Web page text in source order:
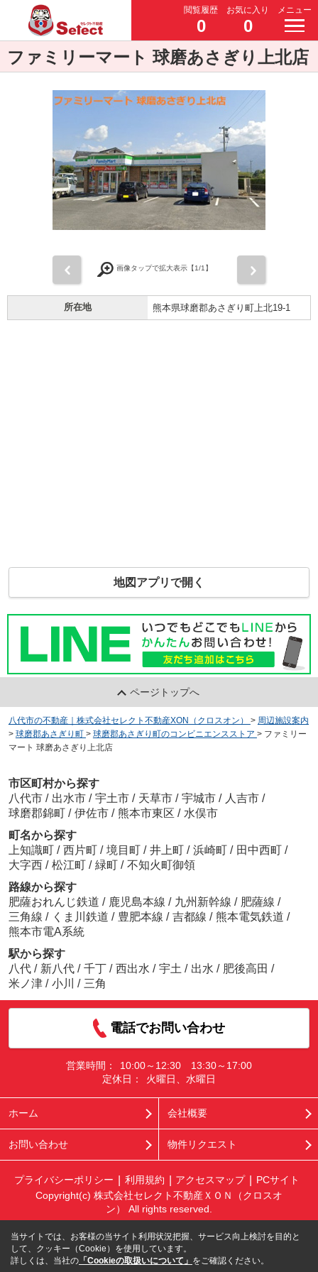
閲覧履歴
0
お気に入り
0
メニュー
ファミリーマート 球磨あさぎり上北店
画像タップで拡大表示【1/1】
所在地 熊本県球磨郡あさぎり町上北19-1
地図アプリで開く
ページトップへ
八代市の不動産｜株式会社セレクト不動産XON（クロスオン） > 周辺施設案内
> 球磨郡あさぎり町 > 球磨郡あさぎり町のコンビニエンスストア > ファミリー
マート 球磨あさぎり上北店
市区町村から探す
八代市 / 出水市 / 宇土市 / 天草市 / 宇城市 / 人吉市 /
球磨郡錦町 / 伊佐市 / 熊本市東区 / 水俣市
町名から探す
上知識町 / 西片町 / 境目町 / 井上町 / 浜崎町 / 田中西町 /
大字西 / 松江町 / 緑町 / 不知火町御領
路線から探す
肥薩おれんじ鉄道 / 鹿児島本線 / 九州新幹線 / 肥薩線 /
三角線 / くま川鉄道 / 豊肥本線 / 吉都線 / 熊本電気鉄道 /
熊本市電A系統
駅から探す
八代 / 新八代 / 千丁 / 西出水 / 宇土 / 出水 / 肥後高田 /
米ノ津 / 小川 / 三角
電話でお問い合わせ
営業時間：
10:00～12:30 13:30～17:00
定休日：
火曜日、水曜日
ホーム 会社概要
お問い合わせ 物件リクエスト
プライバシーポリシー 利用規約 アクセスマップ
PCサイト
Copyright(c) 株式会社セレクト不動産ＸＯＮ（クロスオ
ン） All rights reserved.
当サイトでは、お客様の当サイト利用状況把握、サービス向上検討を目的と
して、クッキー（Cookie）を使用しています。
詳しくは、当社の 「Cookieの取扱いについて」 をご確認ください。